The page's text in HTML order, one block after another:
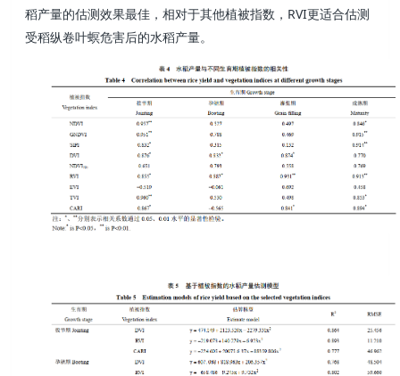
稻产量的估测效果最佳，相对于其他植被指数， RVI更适合估测
受稻纵卷叶螟危害后的水稻产量。